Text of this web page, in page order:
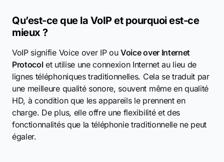
Qu’est-ce que la VoIP et pourquoi est-ce
mieux ?
VoIP signifie Voice over IP ouVoice over Internet
Protocolet utilise une connexion Internet au lieu de
lignes téléphoniques traditionnelles. Cela se traduit par
une meilleure qualité sonore, souvent même en qualité
HD, à condition que les appareils le prennent en
charge. De plus, elle offre une flexibilité et des
fonctionnalités que la téléphonie traditionnelle ne peut
égaler.